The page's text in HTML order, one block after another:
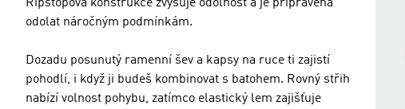
Ripstopová konstrukce zvyšuje odolnost a je připravena
odolat náročným podmínkám.
Dozadu posunutý ramenní šev a kapsy na ruce ti zajistí
pohodlí, i když ji budeš kombinovat s batohem. Rovný střih
nabízí volnost pohybu, zatímco elastický lem zajišťuje